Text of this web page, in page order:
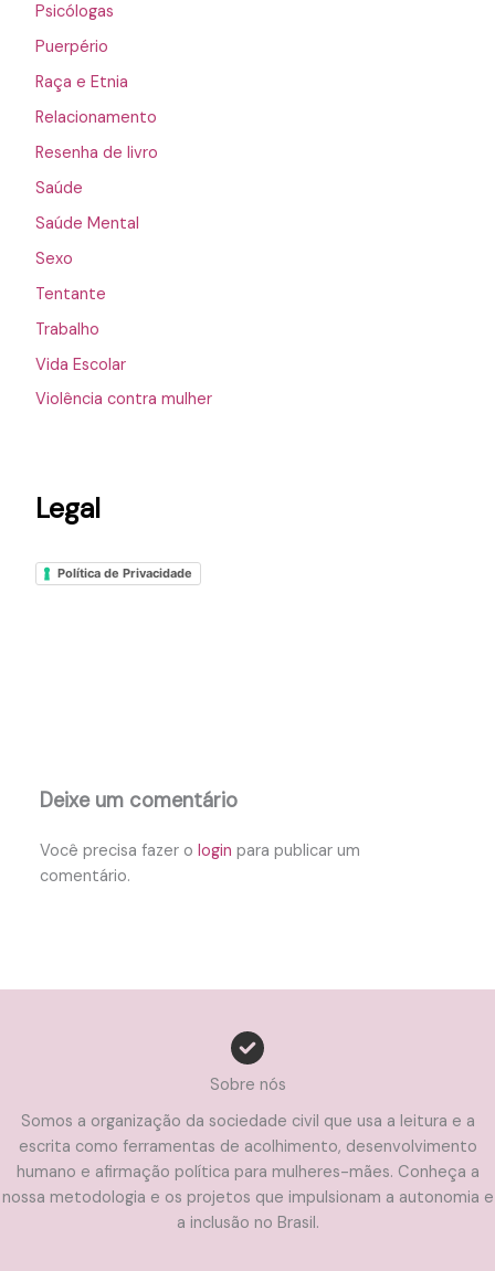
Psicólogas
Puerpério
Raça e Etnia
Relacionamento
Resenha de livro
Saúde
Saúde Mental
Sexo
Tentante
Trabalho
Vida Escolar
Violência contra mulher
Legal
Política de Privacidade
Deixe um comentário
Você precisa fazer ologin para publicar um
comentário.
Sobre nós
Somos a organização da sociedade civil que usa a leitura e a
escrita como ferramentas de acolhimento, desenvolvimento
humano e afirmação política para mulheres-mães. Conheça a
nossa metodologia e os projetos que impulsionam a autonomia e
a inclusão no Brasil.